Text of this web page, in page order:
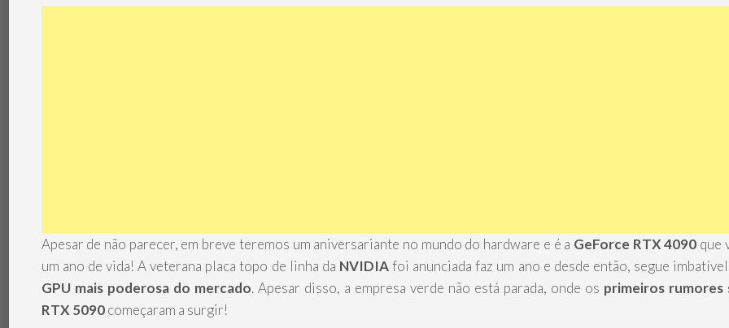
V
Apesar de não parecer, em breve teremos um aniversariante no mundo do hardware e é a GeForce RTX 4090 que
um ano de vida! A veterana placa topo de linha da NVIDIAfoi anunciada faz um ano e desde então, segue
GPU mais poderosa do mercado. Apesar disso, a empresa verde não está parada, onde os primeiros rumores
RTX 5090começaram a surgir!